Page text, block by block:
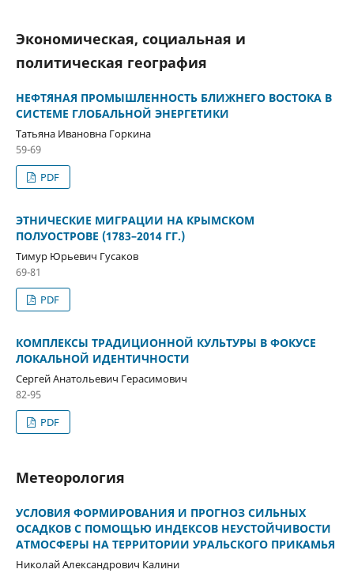
Экономическая, социальная и
политическая география
НЕФТЯНАЯ ПРОМЫШЛЕННОСТЬ БЛИЖНЕГО ВОСТОКА В
СИСТЕМЕ ГЛОБАЛЬНОЙ ЭНЕРГЕТИКИ
Татьяна Ивановна Горкина
59-69
PDF
ЭТНИЧЕСКИЕ МИГРАЦИИ НА КРЫМСКОМ
ПОЛУОСТРОВЕ (1783–2014 ГГ.)
Тимур Юрьевич Гусаков
69-81
PDF
КОМПЛЕКСЫ ТРАДИЦИОННОЙ КУЛЬТУРЫ В ФОКУСЕ
ЛОКАЛЬНОЙ ИДЕНТИЧНОСТИ
Сергей Анатольевич Герасимович
82-95
PDF
Метеорология
УСЛОВИЯ ФОРМИРОВАНИЯ И ПРОГНОЗ СИЛЬНЫХ
ОСАДКОВ С ПОМОЩЬЮ ИНДЕКСОВ НЕУСТОЙЧИВОСТИ
АТМОСФЕРЫ НА ТЕРРИТОРИИ УРАЛЬСКОГО ПРИКАМЬЯ
Николай Александрович Калини